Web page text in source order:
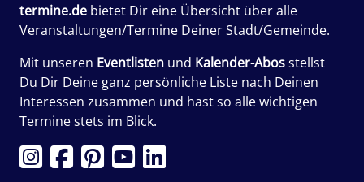
termine.de bietet Dir eine Übersicht über alle
Veranstaltungen/Termine Deiner Stadt/Gemeinde.
Mit unseren Eventlisten und Kalender-Abosstellst
Du Dir Deine ganz persönliche Liste nach Deinen
Interessen zusammen und hast so alle wichtigen
Termine stets im Blick.